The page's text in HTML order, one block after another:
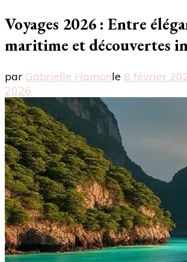
Voyages 2026 : Entre
maritime et découvertes
par Gabrielle Hamonle 8 février
2026